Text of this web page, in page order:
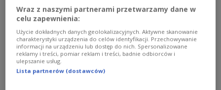
NASZ WYWIAD
Czarnogórcy wezmą remis w
ciemno? "Byliby zadowoleni"
W niedzielę o godzinie 20.45 Czarnogóra podejmie
Polskę w eliminacjach do mistrzostw świata. W
Wraz z naszymi partnerami przetwarzamy dane w
celu zapewnienia:
Użycie dokładnych danych geolokalizacyjnych. Aktywne skanowanie
charakterystyki urządzenia do celów identyfikacji. Przechowywanie
informacji na urządzeniu lub dostęp do nich. Spersonalizowane
reklamy i treści, pomiar reklam i treści, badnie odbiorców i
ulepszanie usług.
Lista partnerów (dostawców)